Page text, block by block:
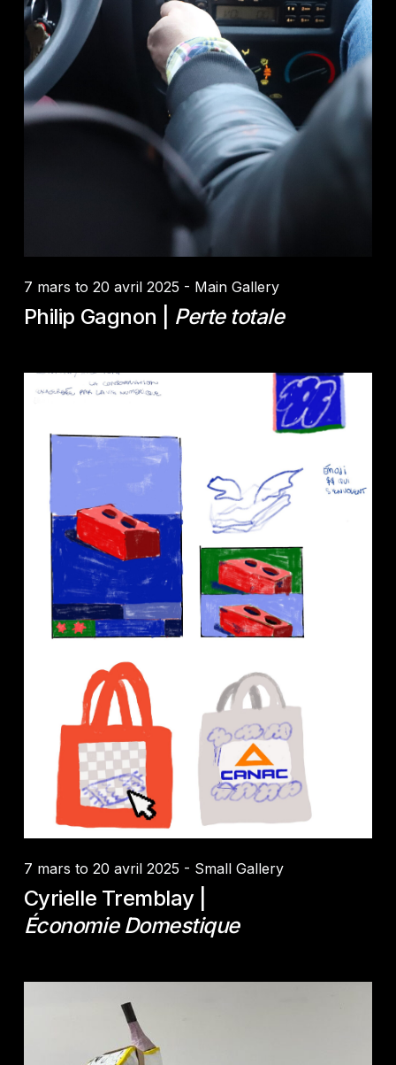
7 mars to 20 avril 2025 - Main Gallery
Philip Gagnon | Perte totale
Credit :Cyrielle Tremblay
7 mars to 20 avril 2025 - Small Gallery
Cyrielle Tremblay |
Économie Domestique